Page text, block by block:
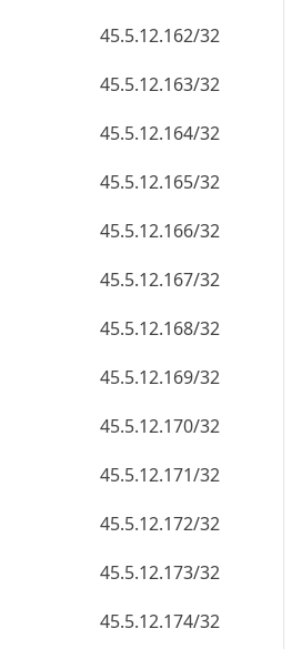
45.5.12.162/32
45.5.12.163/32
45.5.12.164/32
45.5.12.165/32
45.5.12.166/32
45.5.12.167/32
45.5.12.168/32
45.5.12.169/32
45.5.12.170/32
45.5.12.171/32
45.5.12.172/32
45.5.12.173/32
45.5.12.174/32